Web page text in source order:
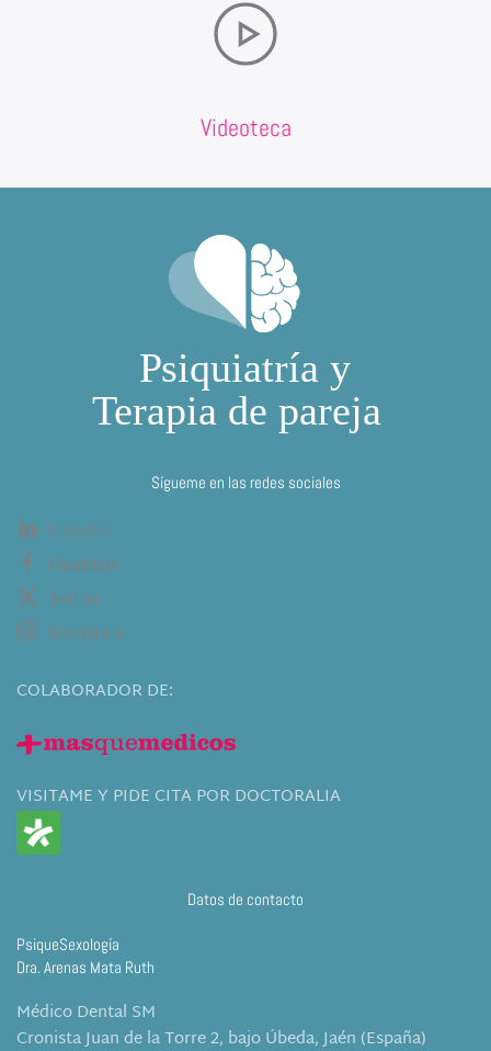
Videoteca
Sígueme en las redes sociales
Linkedin
Facebook
Twitter
Instagram
COLABORADOR DE:
VISITAME Y PIDE CITA POR DOCTORALIA
Datos de contacto
PsiqueSexología
Dra. Arenas Mata Ruth
Médico Dental SM
Cronista Juan de la Torre 2, bajo Úbeda, Jaén (España)